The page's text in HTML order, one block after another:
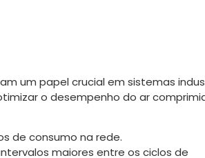
um papel crucial em sistemas
o desempenho do ar
de consumo na rede.
maiores entre os ciclos de